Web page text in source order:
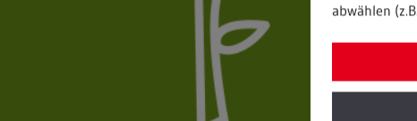
abwählen